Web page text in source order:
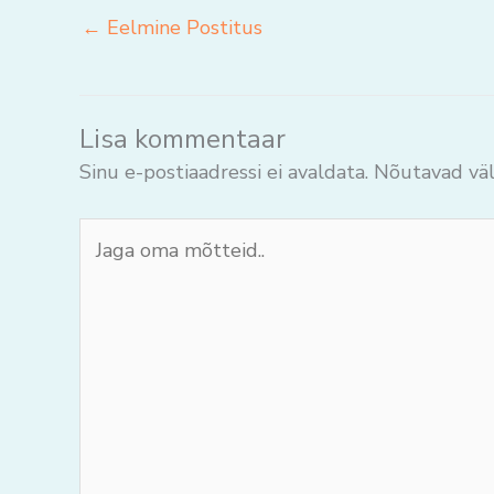
← Eelmine Postitus
Lisa kommentaar
Sinu e-postiaadressi ei avaldata. Nõutavad
oma